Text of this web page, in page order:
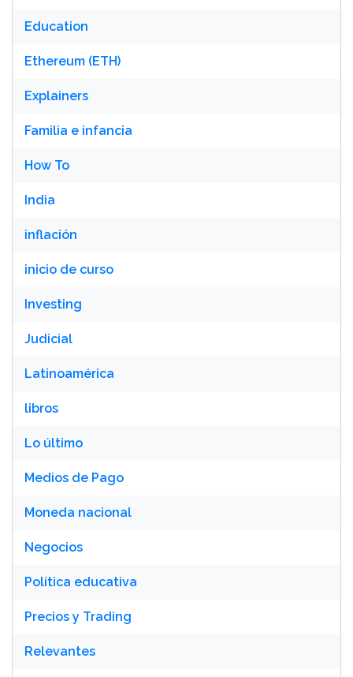
Education
Ethereum (ETH)
Explainers
Familia e infancia
How To
India
inflación
inicio de curso
Investing
Judicial
Latinoamérica
libros
Lo último
Medios de Pago
Moneda nacional
Negocios
Política educativa
Precios y Trading
Relevantes